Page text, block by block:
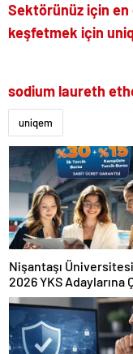
Sektörünüz için
keşfetmek için
sodium laureth
uniqem
Nişantaşı
2026 YKS Adaylarına
Güvence: Sabit Ücret
Kesintisiz Burs